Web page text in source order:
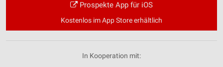
Prospekte App für iOS
Kostenlos im App Store erhältlich
In Kooperation mit:
Verwendung von Profilen zur Auswahl